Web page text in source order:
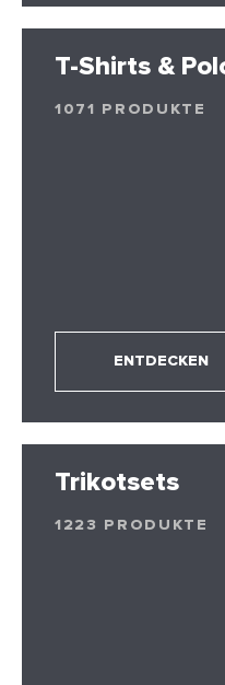
T-Shirts &
1071 PRODUKTE
ENTDECKEN
Trikotsets
1223 PRODUKTE